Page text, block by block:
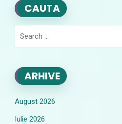
CAUTA
ARHIVE
August 2026
Iulie 2026